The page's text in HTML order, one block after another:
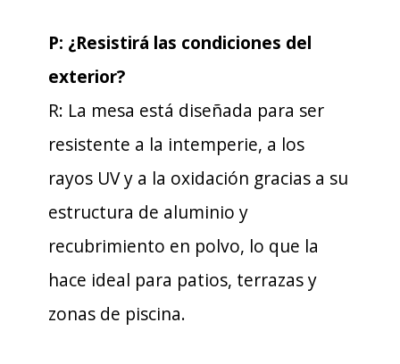
P: ¿Resistirá las condiciones del
exterior?
R: La mesa está diseñada para ser
resistente a la intemperie, a los
rayos UV y a la oxidación gracias a su
estructura de aluminio y
recubrimiento en polvo, lo que la
hace ideal para patios, terrazas y
zonas de piscina.